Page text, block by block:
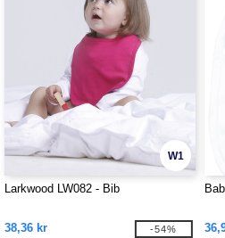
W1
Larkwood LW082 - Bib
38,36 kr -54%